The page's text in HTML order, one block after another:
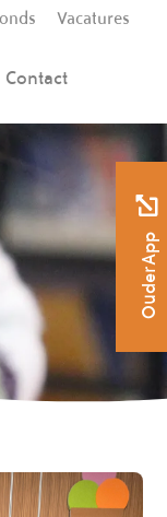
OuderApp
Vacatures
Contact